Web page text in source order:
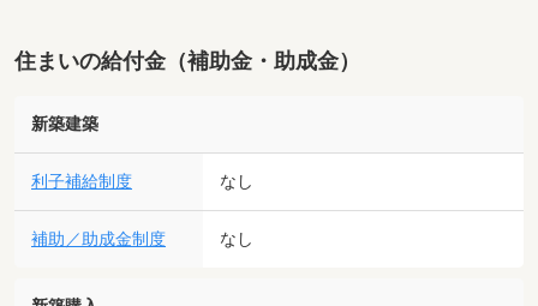
住まいの給付金（補助金・助成金）
新築建築
利子補給制度 なし
補助／助成金制度 なし